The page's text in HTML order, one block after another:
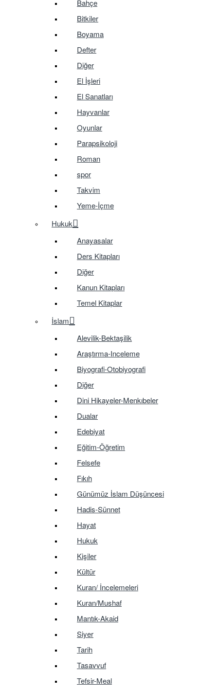
Bahçe
Bitkiler
Boyama
Defter
Diğer
El İşleri
El Sanatları
Hayvanlar
Oyunlar
Parapsikoloji
Roman
spor
Takvim
Yeme-İçme
Hukuk
Anayasalar
Ders Kitapları
Diğer
Kanun Kitapları
Temel Kitaplar
İslam
Alevilik-Bektaşilik
Araştırma-Inceleme
Biyografi-Otobiyografi
Diğer
Dini Hikayeler-Menkıbeler
Dualar
Edebiyat
Eğitim-Öğretim
Felsefe
Fıkıh
Günümüz İslam Düşüncesi
Hadis-Sünnet
Hayat
Hukuk
Kişiler
Kültür
Kuran/ İncelemeleri
Kuran/Mushaf
Mantık-Akaid
Siyer
Tarih
Tasavvuf
Tefsir-Meal